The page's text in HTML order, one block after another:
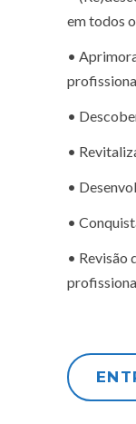
em todos
•
•
•
•
•
• Revisão